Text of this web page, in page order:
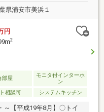
県浦安市美浜１
円
2
部屋
モニタ付インターホ
ン
相談可 システムキッチン
～【平成19年8月】〇トイ